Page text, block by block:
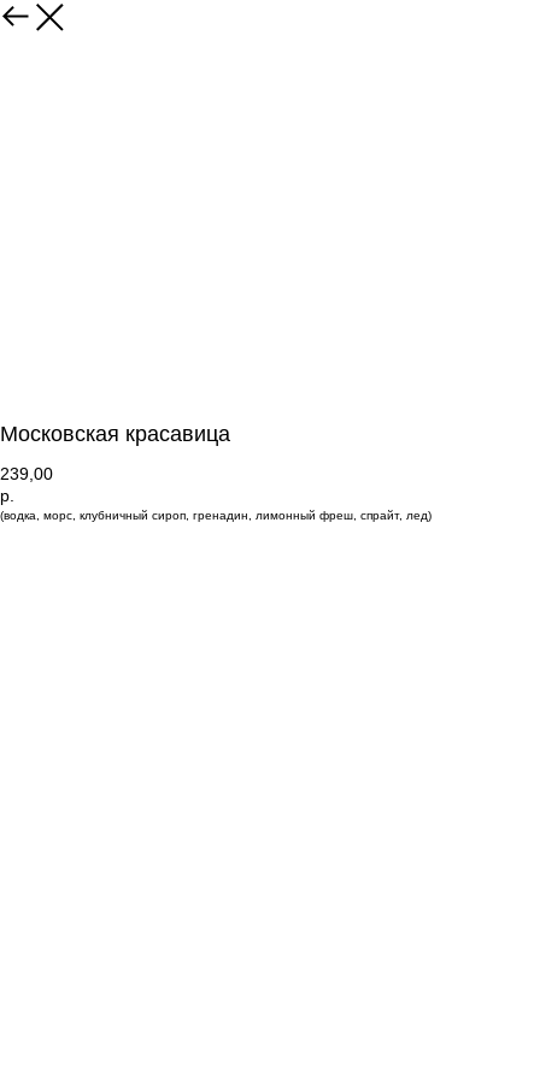
Московская красавица
239,00
р.
(водка, морс, клубничный сироп, гренадин, лимонный фреш, спрайт, лед)